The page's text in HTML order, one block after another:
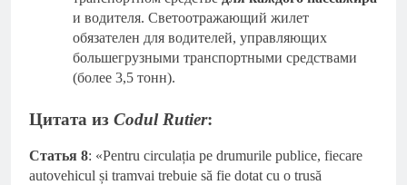
и водителя. Светоотражающий жилет
обязателен для водителей, управляющих
большегрузными транспортными средствами
(более 3,5 тонн).
Цитата из Codul Rutier:
Статья 8: «Pentru circulația pe drumurile publice, fiecare
autovehicul și tramvai trebuie să fie dotat cu o trusă